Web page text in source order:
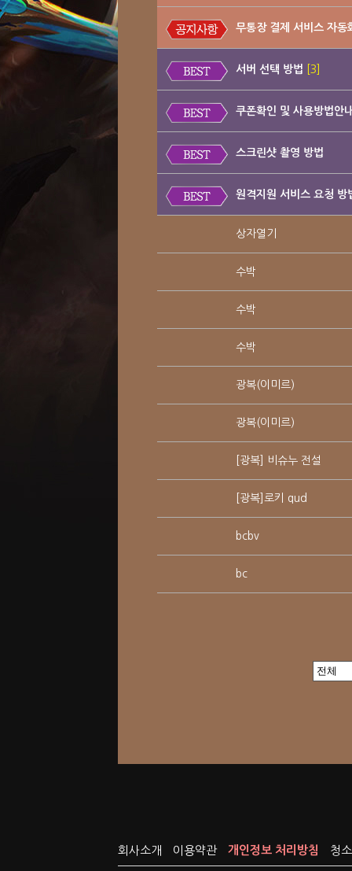
무통장 결제 서비스 자동
서버 선택 방법 [3]
쿠폰확인 및 사용방법안
스크린샷 촬영 방법
원격지원 서비스 요청 방
상자열기
수박
수박
수박
광복(이미르)
광복(이미르)
[광복] 비슈누 전설
[광복]로키 qud
bcbv
bc
회사소개 이용약관 개인정보 처리방침 청